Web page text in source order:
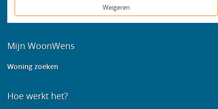
Weigeren
Bekijk het aanbod
Mijn WoonWens
Woning zoeken
Hoe werkt het?